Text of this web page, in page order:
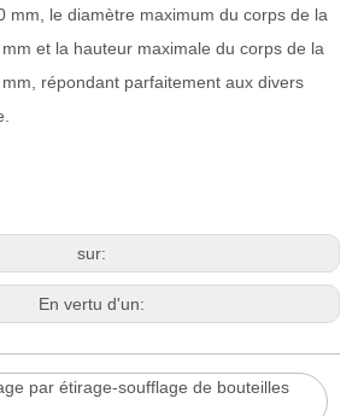
mm, le diamètre maximum du corps de la
et la hauteur maximale du corps de la
répondant parfaitement aux divers
sur:
En vertu d'un:
par étirage-soufflage de bouteilles